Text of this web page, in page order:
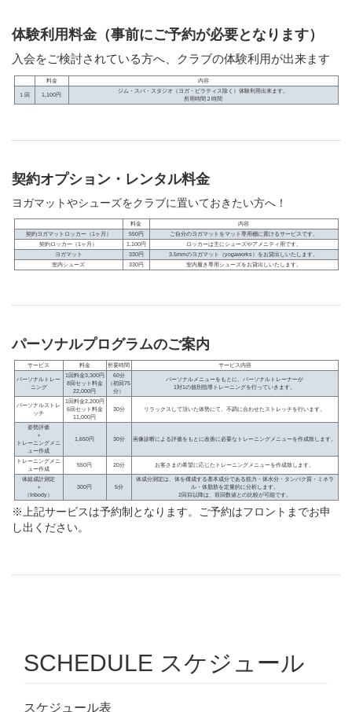
体験利用料金（事前にご予約が必要となります）
入会をご検討されている方へ、クラブの体験利用が出来ます
料金 内容
１回 1,100円
ジム・スパ・スタジオ（ヨガ・ピラティス除く）体験利用出来ます。
所用時間２時間
契約オプション・レンタル料金
ヨガマットやシューズをクラブに置いておきたい方へ！
料金
内容
契約ヨガマットロッカー（1ヶ月）
550円
ご自分のヨガマットをマット専用棚に置けるサービスです。
契約ロッカー（1ヶ月）
1,100円
ロッカーは主にシューズやアメニティ用です。
ヨガマット
330円
3.5mmのヨガマット（yogaworks）をお貸出しいたします。
室内シューズ
330円 室内履き専用シューズをお貸出しいたします。
パーソナルプログラムのご案内
サービス 料金 所要時間 サービス内容
パーソナルトレー
ニング
1回料金3,300円
8回セット料金
22,000円
60分
（初回75
分）
パーソナルメニューをもとに、パーソナルトレーナーが
1対1の個別指導トレーニングを行っていきます。
パーソナルストレ
ッチ
1回料金2,200円
6回セット料金
11,000円
30分 リラックスして頂いた体勢にて、不調に合わせたストレッチを行います。
姿勢評価
＋
トレーニングメニ
ュー作成
1,650円 30分 画像診断による評価をもとに改善に必要なトレーニングメニューを作成致します。
トレーニングメニ
ュー作成
550円 20分 お客さまの希望に応じたトレーニングメニューを作成致します。
体組成計測定
＋
（Inbody）
300円 5分
体成分測定は、体を構成する基本成分である筋力・体水分・タンパク質・ミネラ
ル・体脂肪を定量的に分析します。
2回目以降は、前回数値との比較が可能です。
※上記サービスは予約制となります。ご予約はフロントまでお申
し出ください。
SCHEDULE スケジュール
スケジュール表